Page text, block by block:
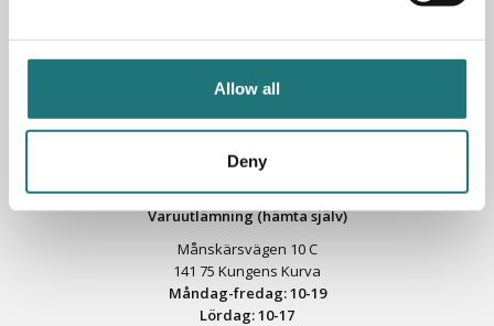
Allow all
Deny
Söndag: 11-17
Telefon:08-702 78 22
Se öppettider för helgdag här
Fri parkering på Åsögatan 121
Varuutlämning (hämta själv)
Månskärsvägen 10 C
141 75 Kungens Kurva
Måndag-fredag: 10-19
Lördag: 10-17